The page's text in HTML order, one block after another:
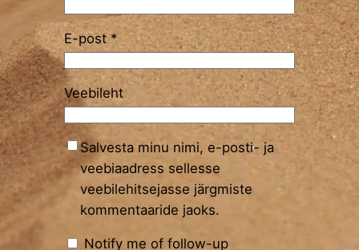
E-post*
Veebileht
Salvesta minu nimi, e-posti- ja
veebiaadress sellesse
veebilehitsejasse järgmiste
kommentaaride jaoks.
Notify me of follow-up